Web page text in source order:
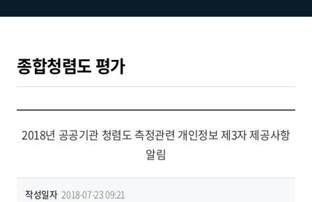
종합청렴도 평가
2018년 공공기관 청렴도 측정관련 개인정보 제3자 제공사항
알림
작성일자 2018-07-23 09:21